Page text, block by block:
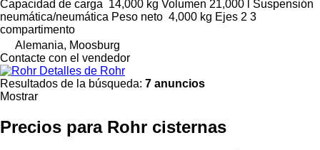
Capacidad de carga 14,000 kg Volumen 21,000 l
Suspensión
neumática/neumática Peso neto 4,000 kg Ejes 2 3
compartimento
Alemania, Moosburg
Contacte con el vendedor
Detalles de Rohr
Resultados de la búsqueda: 7 anuncios
Mostrar
Precios para Rohr cisternas